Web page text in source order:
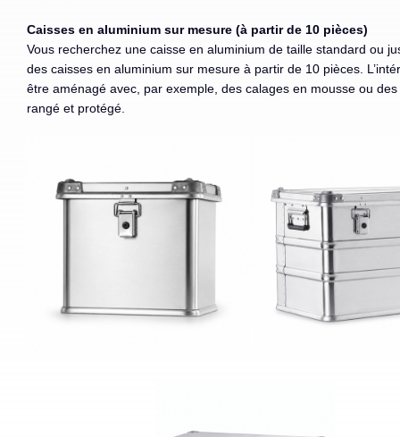
Caisses en aluminium sur mesure (à partir de 10 pièces)
Vous recherchez une caisse en aluminium de taille standard ou
des caisses en aluminium sur mesure à partir de 10 pièces.
être aménagé avec, par exemple, des calages en mousse ou
rangé et protégé.